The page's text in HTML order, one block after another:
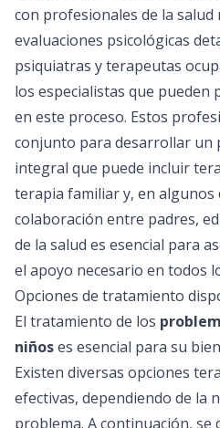
con profesionales de la salud
evaluaciones psicológicas
psiquiatras y terapeutas
los especialistas que
en este proceso. Estos
conjunto para desarrollar un
integral que puede incluir
terapia familiar y, en algunos
colaboración entre padres,
de la salud es esencial para
el apoyo necesario en todos
Opciones de tratamiento
El tratamiento de los
niñoses esencial para su
Existen diversas opciones
efectivas, dependiendo de la
problema. A continuación, se